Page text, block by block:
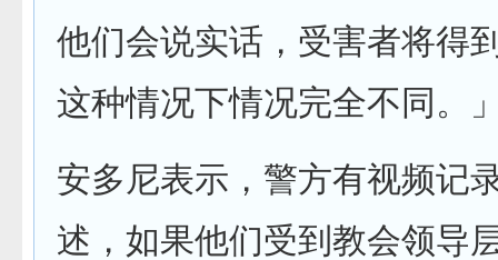
他们会说实话，受害者将得
这种情况下情况完全不同。
安多尼表示，警方有视频记
述，如果他们受到教会领导